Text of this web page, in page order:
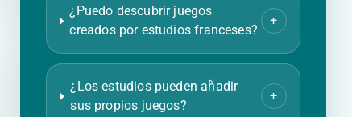
¿Puedo descubrir juegos
creados por estudios franceses?
+
¿Los estudios pueden añadir
sus propios juegos?
+